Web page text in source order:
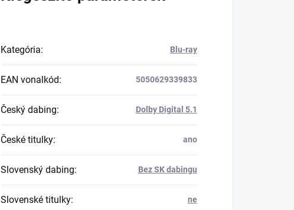
Kategória: Blu-ray
EAN vonalkód: 5050629339833
Český dabing: Dolby Digital 5.1
České titulky: ano
Slovenský dabing: Bez SK dabingu
Slovenské titulky: ne